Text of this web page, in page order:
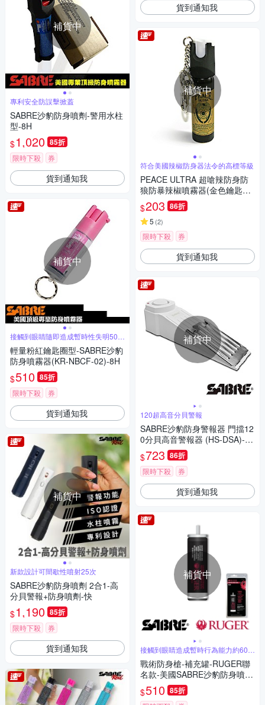
補貨中
專利安全防誤擊掀蓋
SABRE沙豹防身噴劑-警用水柱
型-8H
$1,020 85折
限時下殺 券
貨到通知我
補貨中
接觸到眼睛隨即造成暫時性失明50分
鐘
輕量粉紅鑰匙圈型-SABRE沙豹
防身噴霧器(KR-NBCF-02)-8H
$510 85折
限時下殺 券
貨到通知我
補貨中
新款設計可間歇性噴射25次
SABRE沙豹防身噴劑 2合1-高
分貝警報+防身噴劑-快
$1,190 85折
限時下殺 券
貨到通知我
貨到通知我
補貨中
符合美國辣椒防身器法令的高標等級
PEACE ULTRA 超嗆辣防身防
狼防暴辣椒噴霧器(金色鑰匙圈
型)-快
$203 86折
5 (2)
限時下殺 券
貨到通知我
補貨中
120超高音分貝警報
SABRE沙豹防身警報器 門擋12
0分貝高音警報器 (HS-DSA)-8
$723 86折
限時下殺 券
貨到通知我
補貨中
接觸到眼睛造成暫時行為能力約60分
鐘
戰術防身槍-補充罐-RUGER聯
名款-美國SABRE沙豹防身噴霧
器 (RU-LJ-R)-快
$510 85折